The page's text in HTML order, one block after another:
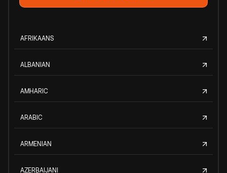
AFRIKAANS
ALBANIAN
AMHARIC
ARABIC
ARMENIAN
AZERBAIJANI